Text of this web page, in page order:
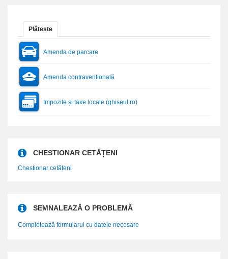
Plătește
Amenda de parcare
Amenda contravențională
Impozite și taxe locale (ghiseul.ro)
CHESTIONAR CETĂȚENI
Chestionar cetățeni
SEMNALEAZĂ O PROBLEMĂ
Completează formularul cu datele necesare